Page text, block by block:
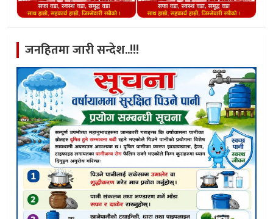
जनहितमा जारी सन्देश..!!!